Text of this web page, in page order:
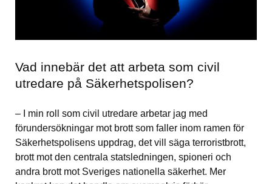
Vad innebär det att arbeta som civil
utredare på Säkerhetspolisen?
– I min roll som civil utredare arbetar jag med
förundersökningar mot brott som faller inom ramen för
Säkerhetspolisens uppdrag, det vill säga terroristbrott,
brott mot den centrala statsledningen, spioneri och
andra brott mot Sveriges nationella säkerhet. Mer